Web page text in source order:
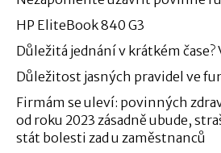
HP EliteBook 840 G3
Důležitá jednání v krátkém
Důležitost jasných pravidel ve
Firmám se uleví: povinných
od roku 2023 zásadně ubude,
stát bolesti zad u zaměstnanců